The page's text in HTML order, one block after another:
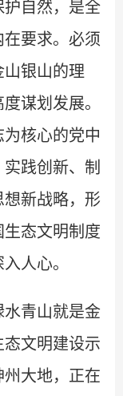
自然，是全
要求。必须
银山的理
谋划发展。
核心的党中
践创新、制
新战略，形
态文明制度
人心。
水青山就是金
态文明建设示
大地，正在